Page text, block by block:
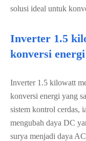
solusi ideal untuk
Inverter 1.5
konversi
Inverter 1.5 kilowatt
konversi energi yang
sistem kontrol cerdas,
mengubah daya DC
surya menjadi daya